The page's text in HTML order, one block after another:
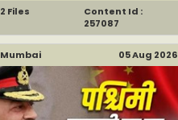
2 Files
Content Id :
257087
Mumbai 05 Aug 2026